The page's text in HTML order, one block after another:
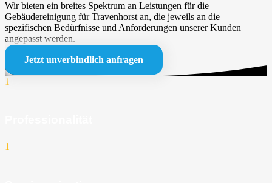
Wir bieten ein breites Spektrum an Leistungen für die
Gebäudereinigung für Travenhorst an, die jeweils an die
spezifischen Bedürfnisse und Anforderungen unserer Kunden
angepasst werden.
Jetzt unverbindlich anfragen
1
1